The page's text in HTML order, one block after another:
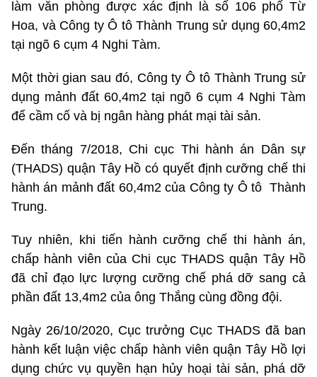
làm văn phòng được xác định là số 106 phố Từ
Hoa, và Công ty Ô tô Thành Trung sử dụng 60,4m2
tại ngõ 6 cụm 4 Nghi Tàm.
Một thời gian sau đó, Công ty Ô tô Thành Trung sử
dụng mảnh đất 60,4m2 tại ngõ 6 cụm 4 Nghi Tàm
để cầm cố và bị ngân hàng phát mại tài sản.
Đến tháng 7/2018, Chi cục Thi hành án Dân sự
(THADS) quận Tây Hồ có quyết định cưỡng chế thi
hành án mảnh đất 60,4m2 của Công ty Ô tô Thành
Trung.
Tuy nhiên, khi tiến hành cưỡng chế thi hành án,
chấp hành viên của Chi cục THADS quận Tây Hồ
đã chỉ đạo lực lượng cưỡng chế phá dỡ sang cả
phần đất 13,4m2 của ông Thắng cùng đồng đội.
Ngày 26/10/2020, Cục trưởng Cục THADS đã ban
hành kết luận việc chấp hành viên quận Tây Hồ lợi
dụng chức vụ quyền hạn hủy hoại tài sản, phá dỡ